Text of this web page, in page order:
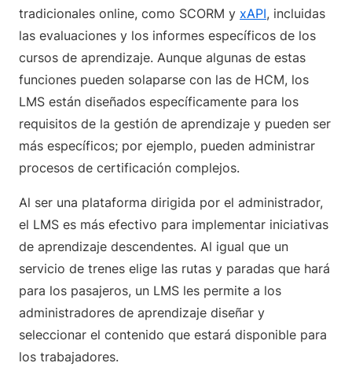
tradicionales online, como SCORM y xAPI, incluidas
las evaluaciones y los informes específicos de los
cursos de aprendizaje. Aunque algunas de estas
funciones pueden solaparse con las de HCM, los
LMS están diseñados específicamente para los
requisitos de la gestión de aprendizaje y pueden ser
más específicos; por ejemplo, pueden administrar
procesos de certificación complejos.
Al ser una plataforma dirigida por el administrador,
el LMS es más efectivo para implementar iniciativas
de aprendizaje descendentes. Al igual que un
servicio de trenes elige las rutas y paradas que hará
para los pasajeros, un LMS les permite a los
administradores de aprendizaje diseñar y
seleccionar el contenido que estará disponible para
los trabajadores.